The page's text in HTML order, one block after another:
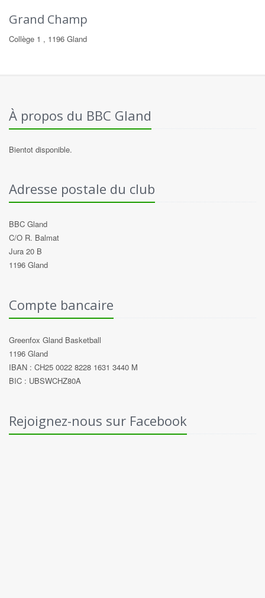
Grand Champ
Collège 1 , 1196 Gland
À propos du BBC Gland
Bientot disponible.
Adresse postale du club
BBC Gland
C/O R. Balmat
Jura 20 B
1196 Gland
Compte bancaire
Greenfox Gland Basketball
1196 Gland
IBAN : CH25 0022 8228 1631 3440 M
BIC : UBSWCHZ80A
Rejoignez-nous sur Facebook